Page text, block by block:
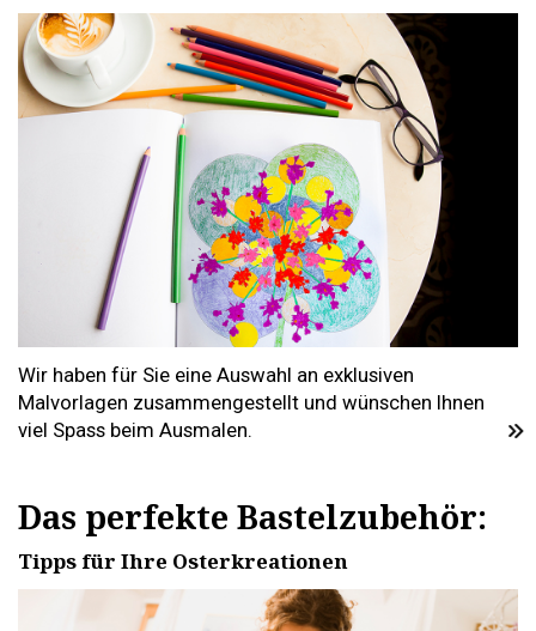
Wir haben für Sie eine Auswahl an exklusiven
Malvorlagen zusammengestellt und wünschen Ihnen
viel Spass beim Ausmalen.
Das perfekte Bastelzubehör:
Tipps für Ihre Osterkreationen